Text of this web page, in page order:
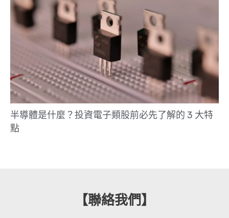
半導體是什麼？投資電子類股前必先了解的 3 大特
點
【聯絡我們】